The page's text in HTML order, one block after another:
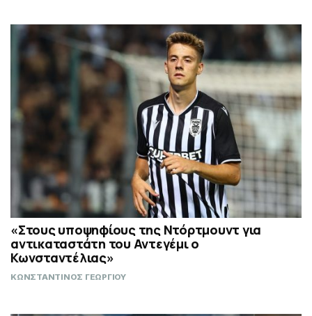
«Στους υποψηφίους της Ντόρτμουντ για
αντικαταστάτη του Αντεγέμι ο
Κωνσταντέλιας»
ΚΩΝΣΤΑΝΤΙΝΟΣ ΓΕΩΡΓΙΟΥ